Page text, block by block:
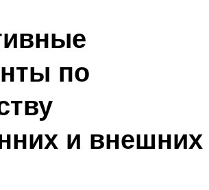
по
и внешних